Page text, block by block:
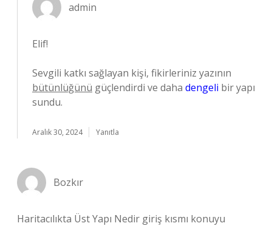
admin
Elif!
Sevgili katkı sağlayan kişi, fikirleriniz yazının
bütünlüğünü güçlendirdi ve daha dengeli bir yapı
sundu.
Aralık 30, 2024 Yanıtla
Bozkır
Haritacılıkta Üst Yapı Nedir giriş kısmı konuyu